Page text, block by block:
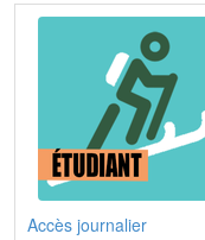
Accès journalier